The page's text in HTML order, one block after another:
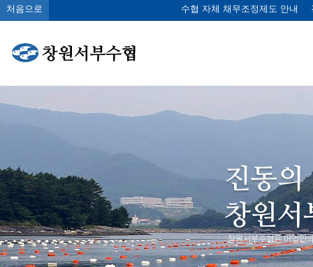
처음으로 수협 자체 채무조정제도 안내